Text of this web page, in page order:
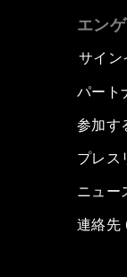
エン
サイン
パート
参加す
プレス
ニュー
連絡先